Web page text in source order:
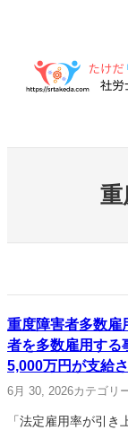
プ
重
重度障害者多数雇
者を多数雇用する
5,000万円が支給
6月 30, 2026カテゴリ
「法定雇用率が引き